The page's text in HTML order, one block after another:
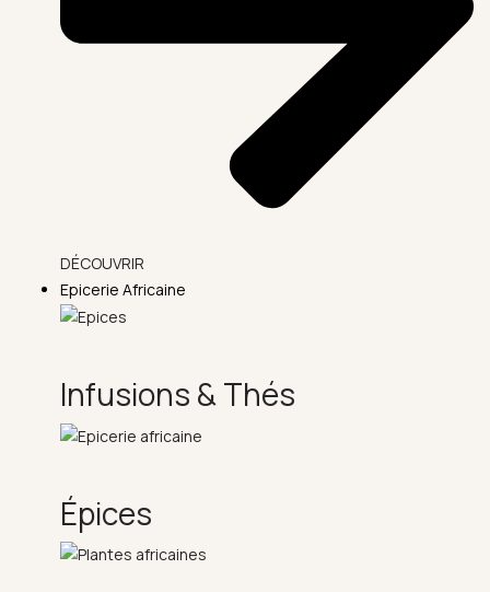
DÉCOUVRIR
Epicerie Africaine
Infusions & Thés
Épices